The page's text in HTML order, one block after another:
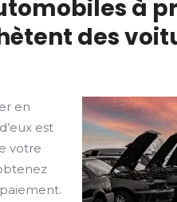
à
des
en
est
votre